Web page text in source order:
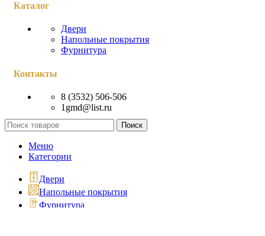
Каталог
Двери
Напольные покрытия
Фурнитура
Контакты
8 (3532) 506-506
1gmd@list.ru
Поиск
Меню
Категории
Двери
Напольные покрытия
Фурнитура